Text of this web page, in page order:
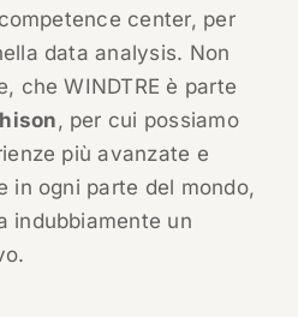
center, per
data analysis. Non
che WINDTRE è parte
, per cui possiamo
più avanzate e
in ogni parte del mondo,
indubbiamente un